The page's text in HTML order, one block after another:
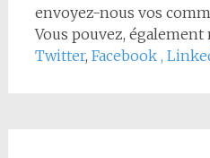
envoyez-nous vos
Vous pouvez,
Twitter, Facebook ,